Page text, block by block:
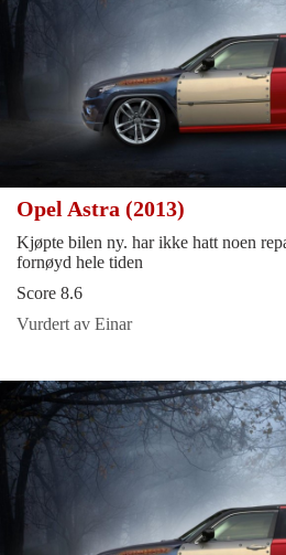
Opel Astra (2013)
Kjøpte bilen ny. har ikke hatt noen
fornøyd hele tiden
Score 8.6
Vurdert av Einar